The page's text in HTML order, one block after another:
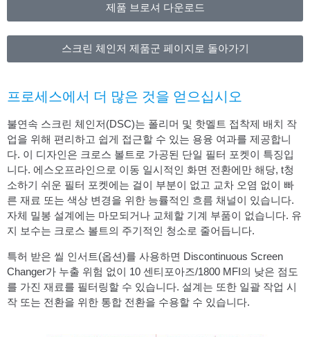
제품 브로셔 다운로드
스크린 체인저 제품군 페이지로 돌아가기
프로세스에서 더 많은 것을 얻으십시오
불연속 스크린 체인저(DSC)는 폴리머 및 핫멜트 접착제 배치 작
업을 위해 편리하고 쉽게 접근할 수 있는 용융 여과를 제공합니
다. 이 디자인은 크로스 볼트로 가공된 단일 필터 포켓이 특징입
니다. 에스오프라인으로 이동 일시적인 화면 전환에만 해당, t청
소하기 쉬운 필터 포켓에는 걸이 부분이 없고 교차 오염 없이 빠
른 재료 또는 색상 변경을 위한 능률적인 흐름 채널이 있습니다.
자체 밀봉 설계에는 마모되거나 교체할 기계 부품이 없습니다. 유
지 보수는 크로스 볼트의 주기적인 청소로 줄어듭니다.
특허 받은 씰 인서트(옵션)를 사용하면 Discontinuous Screen
Changer가 누출 위험 없이 10 센티포아즈/1800 MFI의 낮은 점도
를 가진 재료를 필터링할 수 있습니다. 설계는 또한 일괄 작업 시
작 또는 전환을 위한 통합 전환을 수용할 수 있습니다.